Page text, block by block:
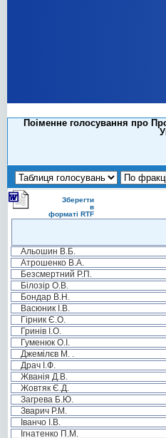
Поіменне голосування про
Зберегти
в
форматі RTF
Альошин В.Б.
Атрошенко В.А.
Безсмертний Р.П.
Білозір О.В.
Бондар В.Н.
Васюник І.В.
Гірник Є.О.
Гринів І.О.
Гуменюк О.І.
Джемілєв М. .
Драч І.Ф.
Жванія Д.В.
Жовтяк Є.Д.
Загрева Б.Ю.
Зварич Р.М.
Іванчо І.В.
Ігнатенко П.М.